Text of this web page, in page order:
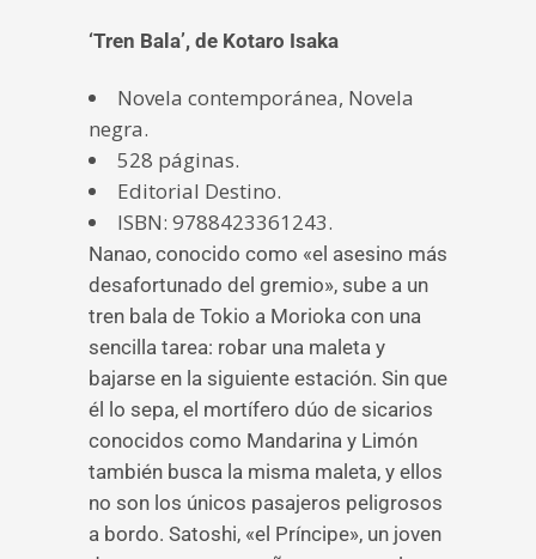
‘Tren Bala’, de Kotaro Isaka
Novela contemporánea, Novela
negra.
528 páginas.
Editorial Destino.
ISBN: 9788423361243.
Nanao, conocido como «el asesino más
desafortunado del gremio», sube a un
tren bala de Tokio a Morioka con una
sencilla tarea: robar una maleta y
bajarse en la siguiente estación. Sin que
él lo sepa, el mortífero dúo de sicarios
conocidos como Mandarina y Limón
también busca la misma maleta, y ellos
no son los únicos pasajeros peligrosos
a bordo. Satoshi, «el Príncipe», un joven